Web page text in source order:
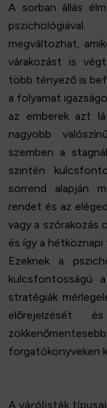
A sorban állás
megváltozhat,
várakozást is
több tényező is
a folyamat
az emberek azt
nagyobb
szemben a
szintén
sorrend alapján
rendet és az
vagy a szórakozás
és így a
Ezeknek a
kulcsfontosságú
stratégiák
előrejelzését
forgatókönyveken
A várólisták